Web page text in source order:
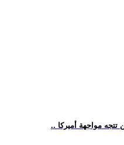
تتجه مواجهة أميركا